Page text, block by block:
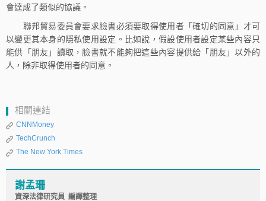
會達成了類似的協議。
聯邦貿易委員會要求臉書必須要取得使用者「確切的同意」才可
以變更其本身的隱私使用設定。比如說，假設使用者設定某些內容只
能供「朋友」讀取，臉書就不能夠把這些內容提供給「朋友」以外的
人，除非取得使用者的同意。
相關連結
CNNMoney
TechCrunch
The New York Times
謝孟珊
資深法律研究員 編譯整理